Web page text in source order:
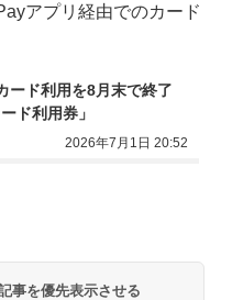
アプリ経由でのカード
ード利用を8月末で終了
ド利用券」
2026年7月1日 20:52
事を優先表示させる